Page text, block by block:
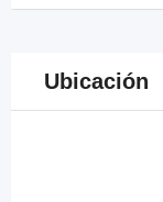
Ubicación